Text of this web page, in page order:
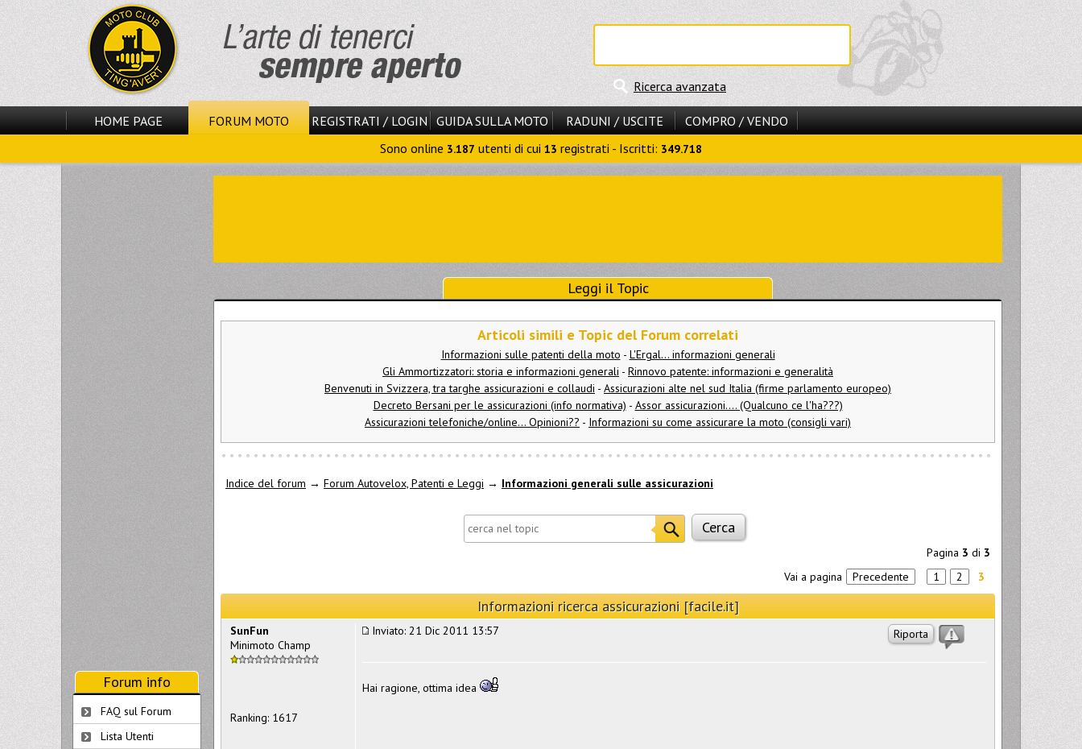
Ricerca avanzata
HOME PAGE FORUM MOTO REGISTRATI / LOGIN GUIDA SULLA MOTO RADUNI / USCITE
COMPRO / VENDO
Sono online 3.187 utenti di cui 13 registrati - Iscritti: 349.718
Leggi il Topic
Articoli simili e Topic del Forum correlati
Informazioni sulle patenti della moto - L'Ergal... informazioni generali
Gli Ammortizzatori: storia e informazioni generali - Rinnovo patente: informazioni e generalità
Benvenuti in Svizzera, tra targhe assicurazioni e collaudi - Assicurazioni alte nel sud Italia (firme parlamento europeo)
Decreto Bersani per le assicurazioni (info normativa) - Assor assicurazioni.... (Qualcuno ce l'ha???)
Assicurazioni telefoniche/online... Opinioni?? - Informazioni su come assicurare la moto (consigli vari)
Indice del forum → Forum Autovelox, Patenti e Leggi → Informazioni generali sulle assicurazioni
Pagina 3 di 3
Vai a pagina
Precedente 1 2 3
Informazioni ricerca assicurazioni [facile.it]
Riporta
Inviato: 21 Dic 2011 13:57
Hai ragione, ottima idea
SunFun
Minimoto Champ
Ranking: 1617
Forum info
FAQ sul Forum
Lista Utenti